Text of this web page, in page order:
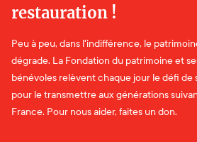
restauration !
Peu à peu, dans l'indifférence, le
dégrade. La Fondation du patrimoine et
bénévoles relèvent chaque jour le défi de
pour le transmettre aux générations
France. Pour nous aider, faites un don.